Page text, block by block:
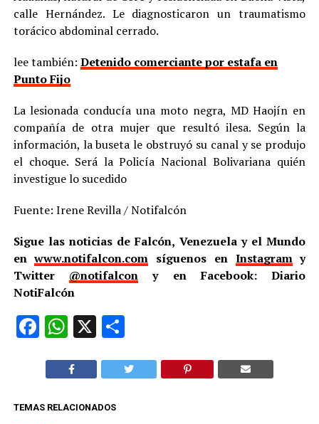
calle Hernández. Le diagnosticaron un traumatismo
torácico abdominal cerrado.
lee también: Detenido comerciante por estafa en
Punto Fijo
La lesionada conducía una moto negra, MD Haojín en
compañía de otra mujer que resultó ilesa. Según la
información, la buseta le obstruyó su canal y se produjo
el choque. Será la Policía Nacional Bolivariana quién
investigue lo sucedido
Fuente: Irene Revilla / Notifalcón
Sigue las noticias de Falcón, Venezuela y el Mundo
enwww.notifalcon.com síguenos en Instagramy
Twitter @notifalcon y en Facebook: Diario
NotiFalcón
Facebook
WhatsApp
X Compartir
TEMAS RELACIONADOS